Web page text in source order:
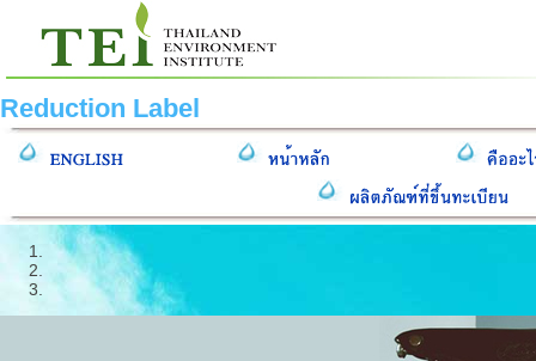
Reduction Label